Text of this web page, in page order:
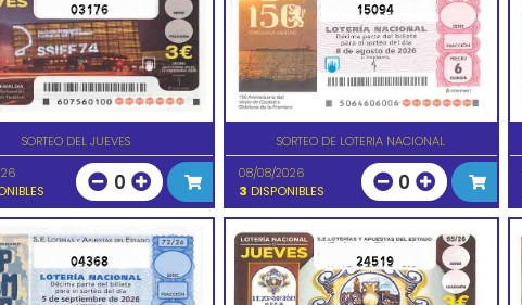
03176
SORTEO DEL JUEVES
0
15094
SORTEO DE LOTERIA NACIONAL
08/08/2026
3 DISPONIBLES 0
04368 24519